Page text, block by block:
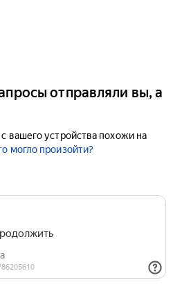
отправляли вы, а
вашего устройства похожи на
могло произойти?